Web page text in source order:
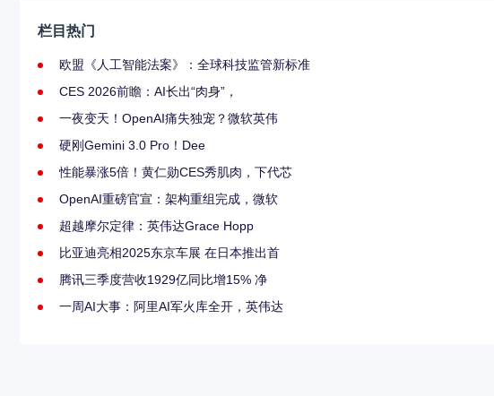
栏目热门
欧盟《人工智能法案》：全球科技监管新标准
CES 2026前瞻：AI长出“肉身”，
一夜变天！OpenAI痛失独宠？微软英伟
硬刚Gemini 3.0 Pro！Dee
性能暴涨5倍！黄仁勋CES秀肌肉，下代芯
OpenAI重磅官宣：架构重组完成，微软
超越摩尔定律：英伟达Grace Hopp
比亚迪亮相2025东京车展 在日本推出首
腾讯三季度营收1929亿同比增15% 净
一周AI大事：阿里AI军火库全开，英伟达